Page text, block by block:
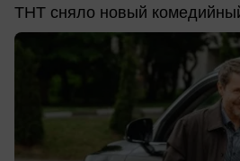
ТНТ сняло новый